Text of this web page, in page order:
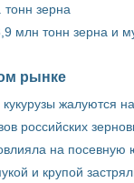
зерна
млн тонн зерна и
рынке
жалуются
российских
на
и крупой